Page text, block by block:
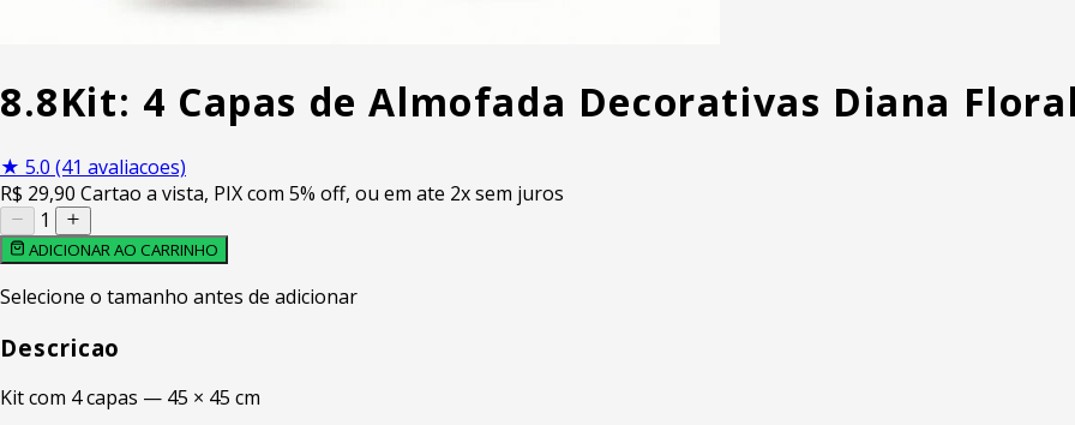
8.8Kit: 4 Capas de Almofada Decorativas Diana
★ 5.0 (41 avaliacoes)
R$ 29,90 Cartao a vista, PIX com 5% off, ou em ate 2x sem juros
1
ADICIONAR AO CARRINHO
Selecione o tamanho antes de adicionar
Descricao
Kit com 4 capas — 45 × 45 cm